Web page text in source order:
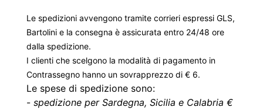
Le spedizioni avvengono tramite corrieri espressi GLS,
Bartolini e la consegna è assicurata entro 24/48 ore
dalla spedizione.
I clienti che scelgono la modalità di pagamento in
Contrassegno hanno un sovrapprezzo di € 6.
Le spese di spedizione sono:
- spedizione per Sardegna, Sicilia e Calabria €